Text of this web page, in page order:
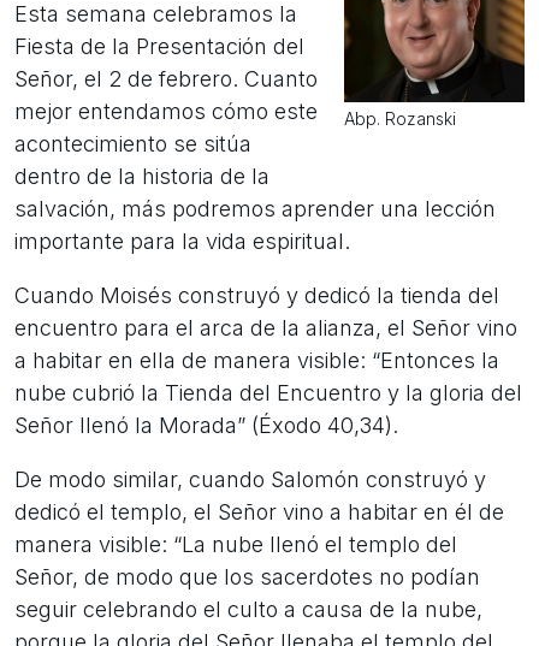
Abp. Rozanski
Esta semana celebramos la
Fiesta de la Presentación del
Señor, el 2 de febrero. Cuanto
mejor entendamos cómo este
acontecimiento se sitúa
dentro de la historia de la
salvación, más podremos aprender una lección
importante para la vida espiritual.
Cuando Moisés construyó y dedicó la tienda del
encuentro para el arca de la alianza, el Señor vino
a habitar en ella de manera visible: “Entonces la
nube cubrió la Tienda del Encuentro y la gloria del
Señor llenó la Morada” (Éxodo 40,34).
De modo similar, cuando Salomón construyó y
dedicó el templo, el Señor vino a habitar en él de
manera visible: “La nube llenó el templo del
Señor, de modo que los sacerdotes no podían
seguir celebrando el culto a causa de la nube,